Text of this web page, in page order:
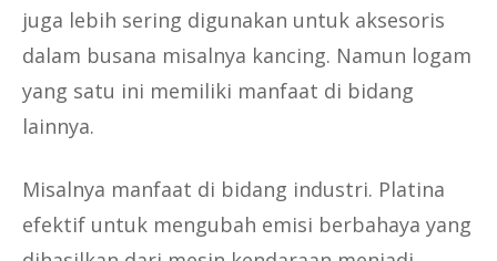
juga lebih sering digunakan untuk aksesoris
dalam busana misalnya kancing. Namun logam
yang satu ini memiliki manfaat di bidang
lainnya.
Misalnya manfaat di bidang industri. Platina
efektif untuk mengubah emisi berbahaya yang